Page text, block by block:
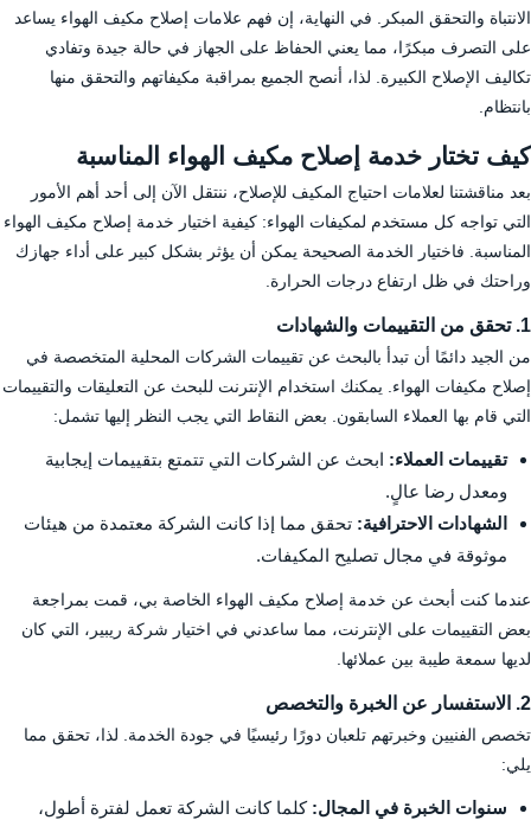
الانتباة والتحقق المبكر. في النهاية، إن فهم علامات إصلاح مكيف الهواء يساعد
على التصرف مبكرًا، مما يعني الحفاظ على الجهاز في حالة جيدة وتفادي
تكاليف الإصلاح الكبيرة. لذا، أنصح الجميع بمراقبة مكيفاتهم والتحقق منها
بانتظام.
كيف تختار خدمة إصلاح مكيف الهواء المناسبة
بعد مناقشتنا لعلامات احتياج المكيف للإصلاح، ننتقل الآن إلى أحد أهم الأمور
التي تواجه كل مستخدم لمكيفات الهواء: كيفية اختيار خدمة إصلاح مكيف الهواء
المناسبة. فاختيار الخدمة الصحيحة يمكن أن يؤثر بشكل كبير على أداء جهازك
وراحتك في ظل ارتفاع درجات الحرارة.
1. تحقق من التقييمات والشهادات
من الجيد دائمًا أن تبدأ بالبحث عن تقييمات الشركات المحلية المتخصصة في
إصلاح مكيفات الهواء. يمكنك استخدام الإنترنت للبحث عن التعليقات والتقييمات
التي قام بها العملاء السابقون. بعض النقاط التي يجب النظر إليها تشمل:
تقييمات العملاء: ابحث عن الشركات التي تتمتع بتقييمات إيجابية
ومعدل رضا عالٍ.
الشهادات الاحترافية: تحقق مما إذا كانت الشركة معتمدة من هيئات
موثوقة في مجال تصليح المكيفات.
عندما كنت أبحث عن خدمة إصلاح مكيف الهواء الخاصة بي، قمت بمراجعة
بعض التقييمات على الإنترنت، مما ساعدني في اختيار شركة ريبير، التي كان
لديها سمعة طيبة بين عملائها.
2. الاستفسار عن الخبرة والتخصص
تخصص الفنيين وخبرتهم تلعبان دورًا رئيسيًا في جودة الخدمة. لذا، تحقق مما
يلي:
سنوات الخبرة في المجال: كلما كانت الشركة تعمل لفترة أطول،